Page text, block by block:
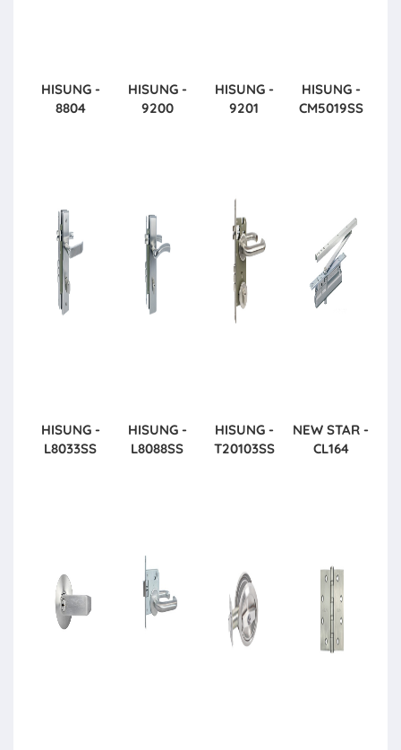
HISUNG -
8804
HISUNG -
9200
HISUNG -
9201
HISUNG -
CM5019SS
HISUNG -
L8033SS
HISUNG -
L8088SS
HISUNG -
T20103SS
NEW STAR -
CL164